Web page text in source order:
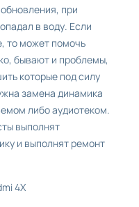
при
в воду. Если
то может помочь
бывают и проблемы,
которые под силу
замена динамика
либо аудиотеком.
выполнят
и выполнят ремонт
4X